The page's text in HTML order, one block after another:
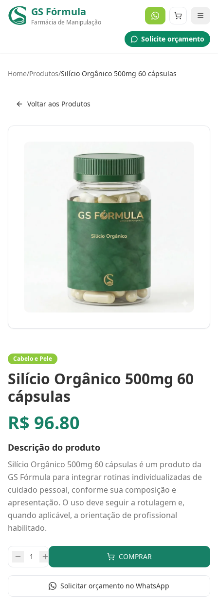
GS Fórmula
Farmácia de Manipulação
Solicite orçamento
Home/Produtos/Silício Orgânico 500mg 60 cápsulas
Voltar aos Produtos
Cabelo e Pele
Silício Orgânico 500mg 60
cápsulas
R$ 96.80
Descrição do produto
Silício Orgânico 500mg 60 cápsulas é um produto da
GS Fórmula para integrar rotinas individualizadas de
cuidado pessoal, conforme sua composição e
apresentação. O uso deve seguir a rotulagem e,
quando aplicável, a orientação de profissional
habilitado.
COMPRAR
Solicitar orçamento no WhatsApp